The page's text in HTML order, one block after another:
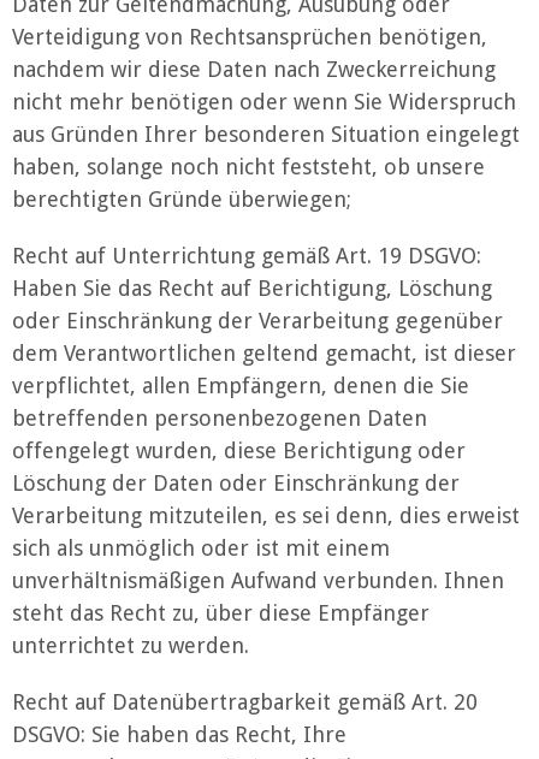
Verteidigung von Rechtsansprüchen benötigen,
nachdem wir diese Daten nach Zweckerreichung
nicht mehr benötigen oder wenn Sie Widerspruch
aus Gründen Ihrer besonderen Situation eingelegt
haben, solange noch nicht feststeht, ob unsere
berechtigten Gründe überwiegen;
Recht auf Unterrichtung gemäß Art. 19 DSGVO:
Haben Sie das Recht auf Berichtigung, Löschung
oder Einschränkung der Verarbeitung gegenüber
dem Verantwortlichen geltend gemacht, ist dieser
verpflichtet, allen Empfängern, denen die Sie
betreffenden personenbezogenen Daten
offengelegt wurden, diese Berichtigung oder
Löschung der Daten oder Einschränkung der
Verarbeitung mitzuteilen, es sei denn, dies erweist
sich als unmöglich oder ist mit einem
unverhältnismäßigen Aufwand verbunden. Ihnen
steht das Recht zu, über diese Empfänger
unterrichtet zu werden.
Recht auf Datenübertragbarkeit gemäß Art. 20
DSGVO: Sie haben das Recht, Ihre